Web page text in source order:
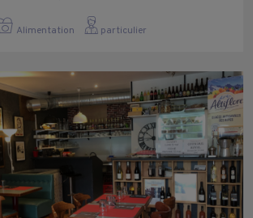
Alimentation particulier